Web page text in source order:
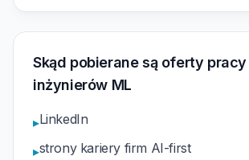
Skąd pobierane są oferty
inżynierów ML
▸LinkedIn
▸strony kariery firm AI-first